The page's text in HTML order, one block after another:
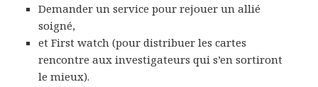
Demander un service pour rejouer un allié
soigné,
et First watch (pour distribuer les cartes
rencontre aux investigateurs qui s’en sortiront
le mieux).